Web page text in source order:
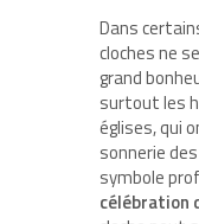
Dans
cloches ne
grand
surtout les
églises, qui
sonnerie
symbole
célébration